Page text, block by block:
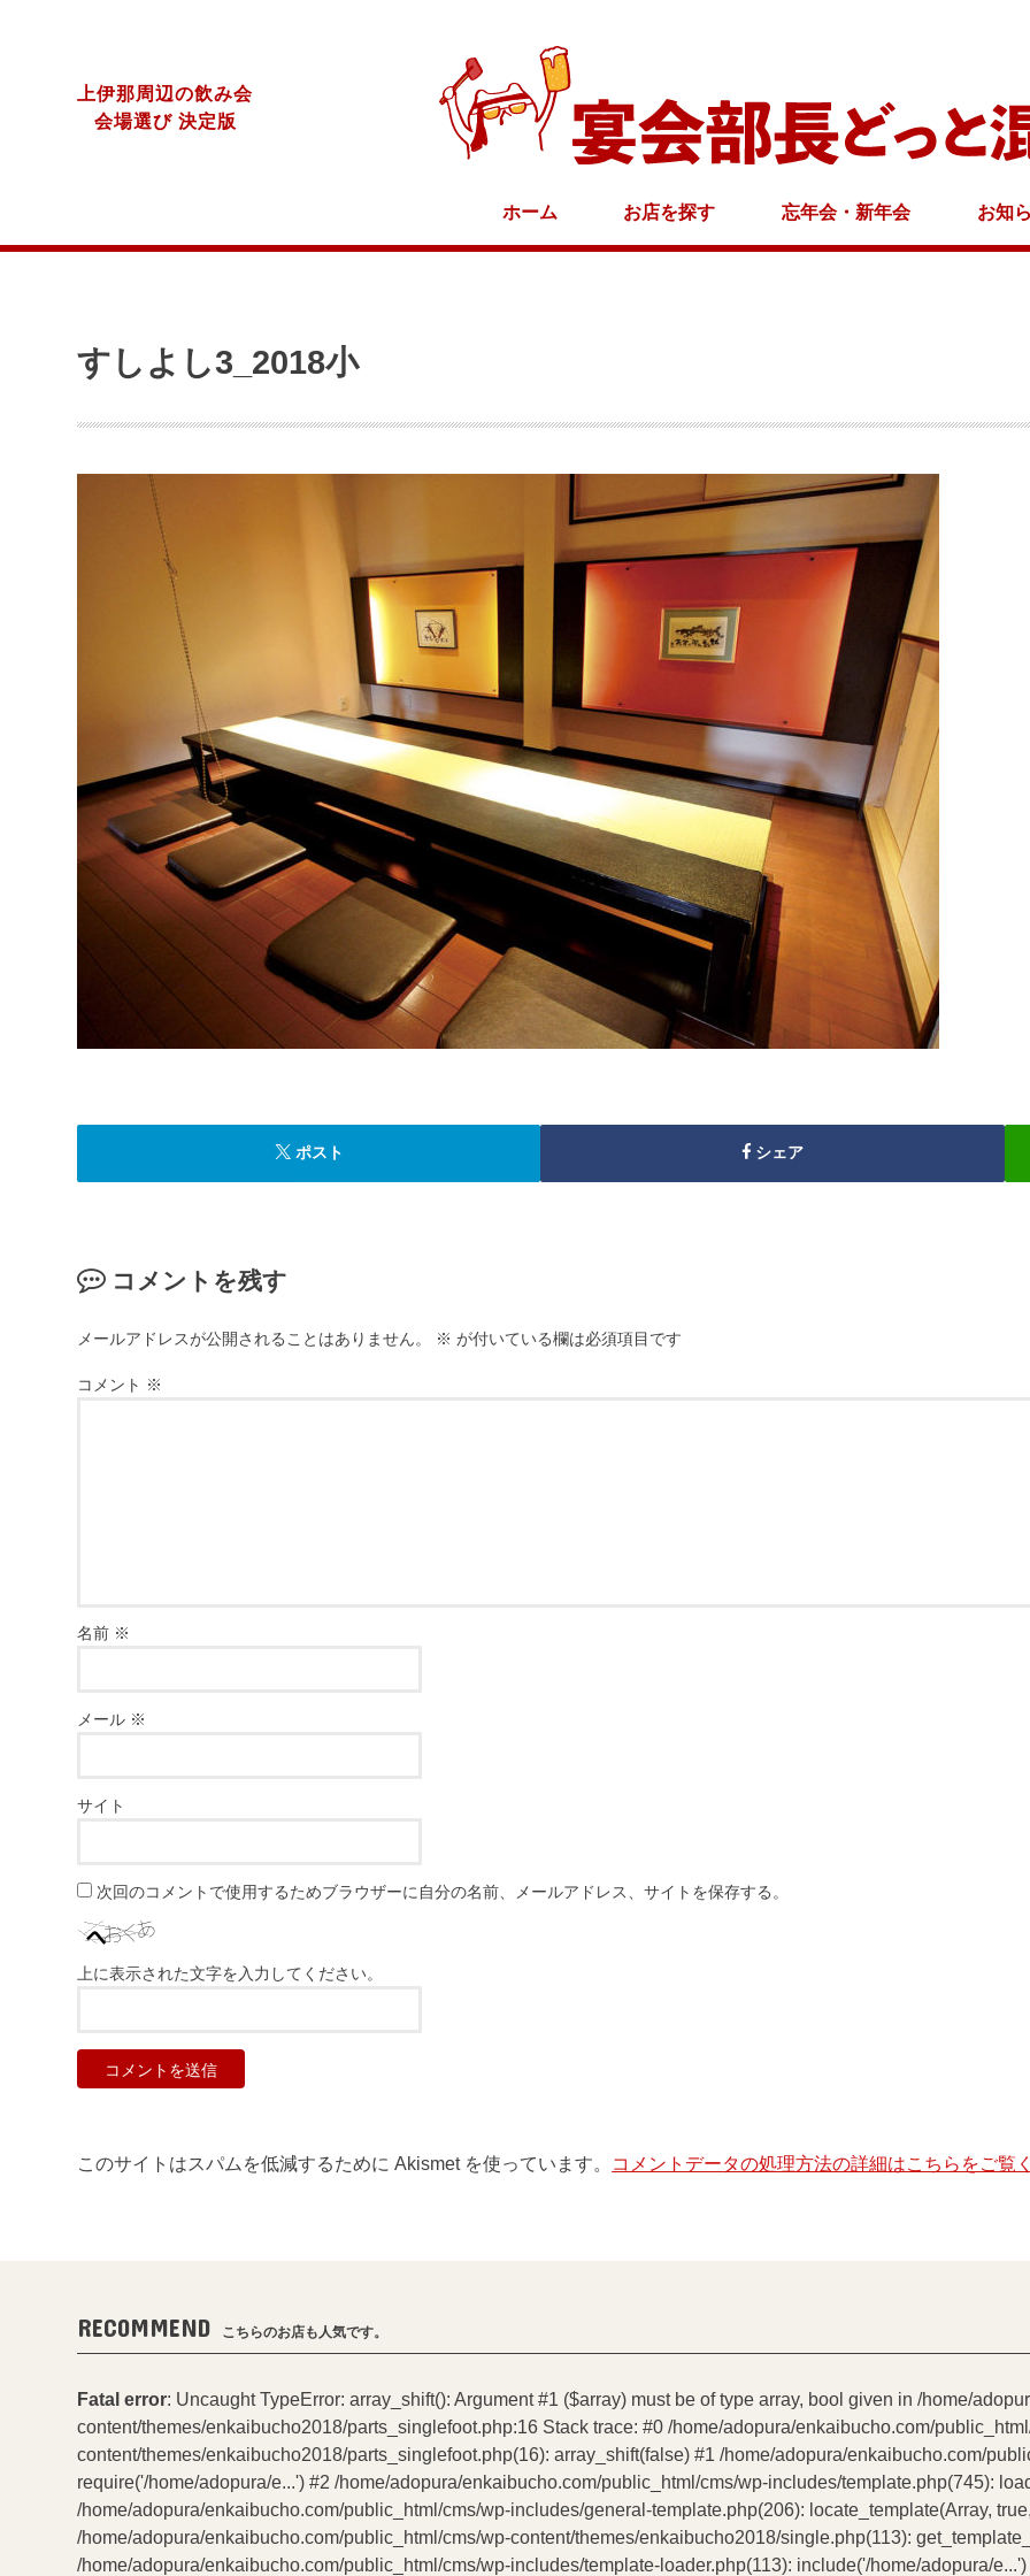
上伊那周辺の飲み会
会場選び 決定版
ホーム お店を探す 忘年会・新年会 お知
すしよし3_2018小
ポスト シェア
コメントを残す
メールアドレスが公開されることはありません。 ※ が付いている欄は必須項目です
コメント ※
名前 ※
メール ※
サイト
次回のコメントで使用するためブラウザーに自分の名前、メールアドレス、サイトを保存する。
上に表示された文字を入力してください。
このサイトはスパムを低減するために Akismet を使っています。 コメントデータの処理方法の詳細はこちらをご覧
RECOMMEND こちらのお店も人気です。
Fatal error: Uncaught TypeError: array_shift(): Argument #1 ($array) must be of type array, bool given in /home/
content/themes/enkaibucho2018/parts_singlefoot.php:16 Stack trace: #0 /home/adopura/enkaibucho.com/
content/themes/enkaibucho2018/parts_singlefoot.php(16): array_shift(false) #1 /home/adopura/enkaibucho.com/
require('/home/adopura/e...') #2 /home/adopura/enkaibucho.com/public_html/cms/wp-includes/template.php(745):
/home/adopura/enkaibucho.com/public_html/cms/wp-includes/general-template.php(206): locate_template(Array,
/home/adopura/enkaibucho.com/public_html/cms/wp-content/themes/enkaibucho2018/single.php(113):
/home/adopura/enkaibucho.com/public_html/cms/wp-includes/template-loader.php(113): include('/home/adopura/